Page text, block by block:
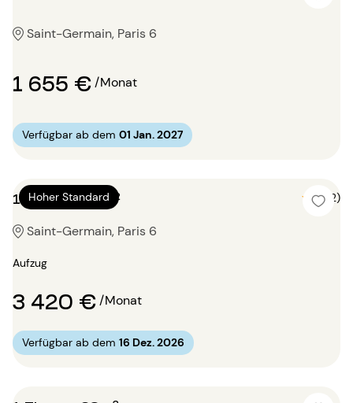
Saint-Germain, Paris 6
1 655 €/Monat
Verfügbar ab dem 01 Jan. 2027
Hoher Standard
1 Zimmer 60m² 5 (2)
Saint-Germain, Paris 6
Aufzug
3 420 €/Monat
Verfügbar ab dem 16 Dez. 2026